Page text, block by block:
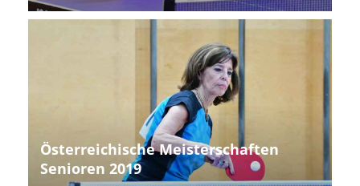
Österreichische Meisterschaften
Senioren 2019